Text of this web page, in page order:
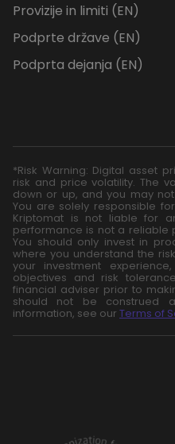
Provizije in limiti (EN)
Podprte države (EN)
Podprta dejanja (EN)
*Risk Warning: Digital asset
risk and price volatility. The
down or up, and you may
You are solely responsible
Kriptomat is not liable for
performance is not a reliable
You should only invest in
where you understand the
your investment
objectives and risk
financial adviser prior to
should not be construed
information, see our Terms of